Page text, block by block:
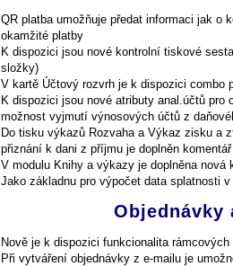
QR platba umožňuje předat informaci jak o
okamžité platby
K dispozici jsou nové kontrolní tiskové
složky)
V kartě Účtový rozvrh je k dispozici combo
K dispozici jsou nové atributy anal.účtů
možnost vyjmutí výnosových účtů z
Do tisku výkazů Rozvaha a Výkaz zisku a
přiznání k dani z příjmu je doplněn
V modulu Knihy a výkazy je doplněna nová
Jako základnu pro výpočet data splatnosti
Objednávky
Nově je k dispozici funkcionalita rámcových
Při vytváření objednávky z e-mailu je